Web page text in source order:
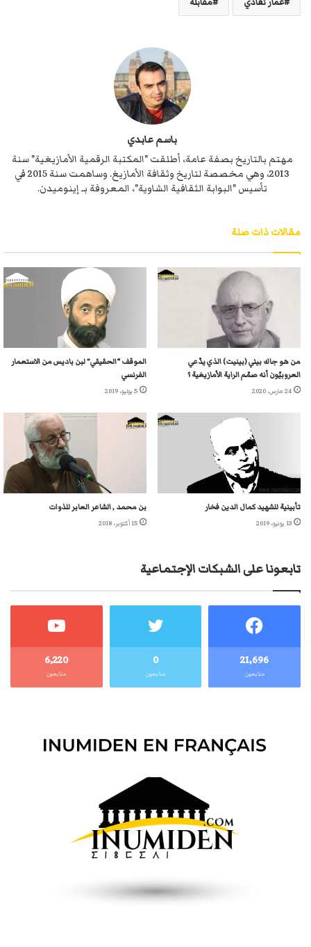
باسم عابدي
مهتم بالتاريخ بصفة عامة، أطلقت "المكتبة الرقمية الأمازيغية" سنة
2013، وهي مخصصة لتاريخ وثقافة الأمازيغ. وساهمت سنة 2015 في
تأسيس "البوابة الثقافية الشاوية"، المعروفة بـ إينوميدن.
مقالات ذات صلة
من هو جاك بيني (بينيت) الذي يدّعي
العروبيّون أنه صمّم الراية الأمازيغية ؟
24 مارس، 2020
الموقف “الحقيقي” لبن باديس من الاستعمار
الفرنسي
5 يوليو، 2019
تأبينية للشهيد كمال الدين فخار
13 يونيو، 2019
بن محمد , الشاعر العابر للذوات
15 أكتوبر، 2018
تابعونا على الشبكات الإجتماعية
21٬696
متابعون
0
متابعون
6٬220
متابعون